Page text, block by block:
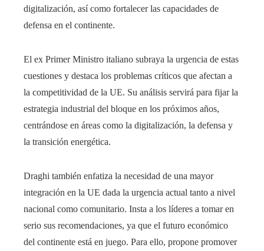
digitalización, así como fortalecer las capacidades de
defensa en el continente.
El ex Primer Ministro italiano subraya la urgencia de estas
cuestiones y destaca los problemas críticos que afectan a
la competitividad de la UE. Su análisis servirá para fijar la
estrategia industrial del bloque en los próximos años,
centrándose en áreas como la digitalización, la defensa y
la transición energética.
Draghi también enfatiza la necesidad de una mayor
integración en la UE dada la urgencia actual tanto a nivel
nacional como comunitario. Insta a los líderes a tomar en
serio sus recomendaciones, ya que el futuro económico
del continente está en juego. Para ello, propone promover